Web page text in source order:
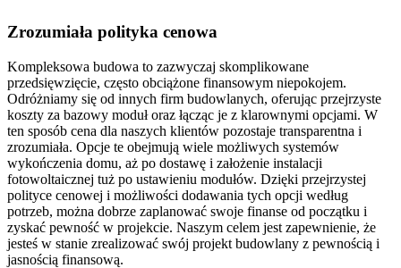
Zrozumiała polityka cenowa
Kompleksowa budowa to zazwyczaj skomplikowane
przedsięwzięcie, często obciążone finansowym niepokojem.
Odróżniamy się od innych firm budowlanych, oferując przejrzyste
koszty za bazowy moduł oraz łącząc je z klarownymi opcjami. W
ten sposób cena dla naszych klientów pozostaje transparentna i
zrozumiała. Opcje te obejmują wiele możliwych systemów
wykończenia domu, aż po dostawę i założenie instalacji
fotowoltaicznej tuż po ustawieniu modułów. Dzięki przejrzystej
polityce cenowej i możliwości dodawania tych opcji według
potrzeb, można dobrze zaplanować swoje finanse od początku i
zyskać pewność w projekcie. Naszym celem jest zapewnienie, że
jesteś w stanie zrealizować swój projekt budowlany z pewnością i
jasnością finansową.